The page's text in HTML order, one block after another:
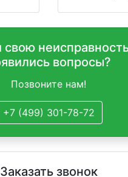
вопросы?
Позвоните нам!
+7 (499) 301-78-72
Заказать звонок